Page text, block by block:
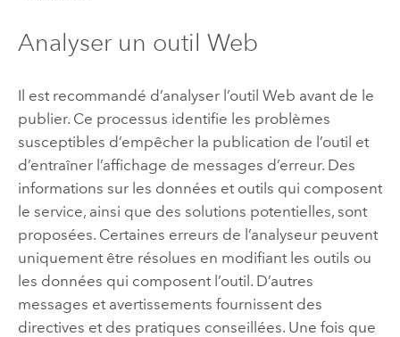
Analyser un outil Web
Il est recommandé d’analyser l’outil Web avant de le
publier. Ce processus identifie les problèmes
susceptibles d’empêcher la publication de l’outil et
d’entraîner l’affichage de messages d’erreur. Des
informations sur les données et outils qui composent
le service, ainsi que des solutions potentielles, sont
proposées. Certaines erreurs de l’analyseur peuvent
uniquement être résolues en modifiant les outils ou
les données qui composent l’outil. D’autres
messages et avertissements fournissent des
directives et des pratiques conseillées. Une fois que